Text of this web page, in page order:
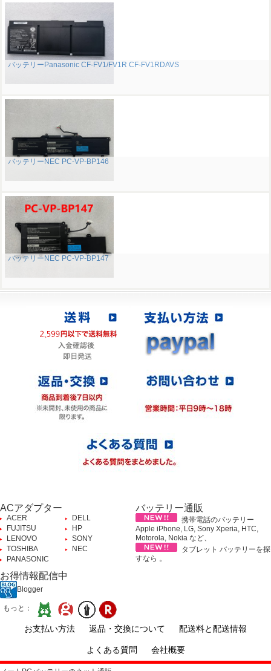
バッテリーPanasonic CF-FV1/FV1R CF-FV1RDAVS
バッテリーNEC PC-VP-BP146
バッテリーNEC PC-VP-BP147
ACアダプター
ACER
DELL
FUJITSU
HP
LENOVO
SONY
TOSHIBA
NEC
PANASONIC
バッテリー通販
携帯電話のバッテリー
Apple iPhone, LG, Sony Xperia, HTC,
Motorola, Nokia など、
タブレット バッテリーを探
すなら 。
お得情報配信中
Blogger
もっと：
お支払い方法 返品・交換について 配送料と配送情報
よくある質問 会社概要